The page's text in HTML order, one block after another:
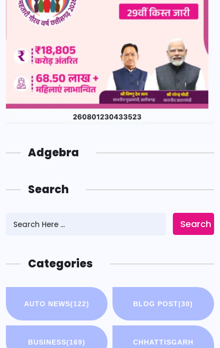
Adgebra
Search
Search
Categories
AUTO NEWS(122) BLOG POST(30)
BUSINESS(169)
CHHATTISGARH